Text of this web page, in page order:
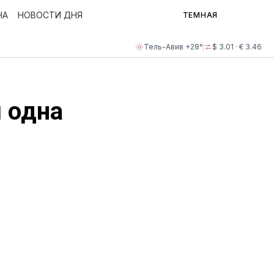
Тель-Авив +28° $ 3.01 · € 3.46
НОВОСТИ ДНЯ ТЕМНАЯ
одна